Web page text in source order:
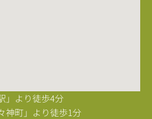
」より徒歩4分
神町」より徒歩1分